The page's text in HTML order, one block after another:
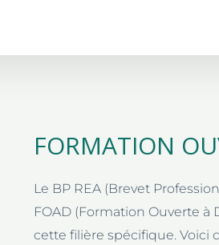
FORMATION
Le BP REA (Brevet
FOAD (Formation Ouverte
cette filière spécifique. Voici